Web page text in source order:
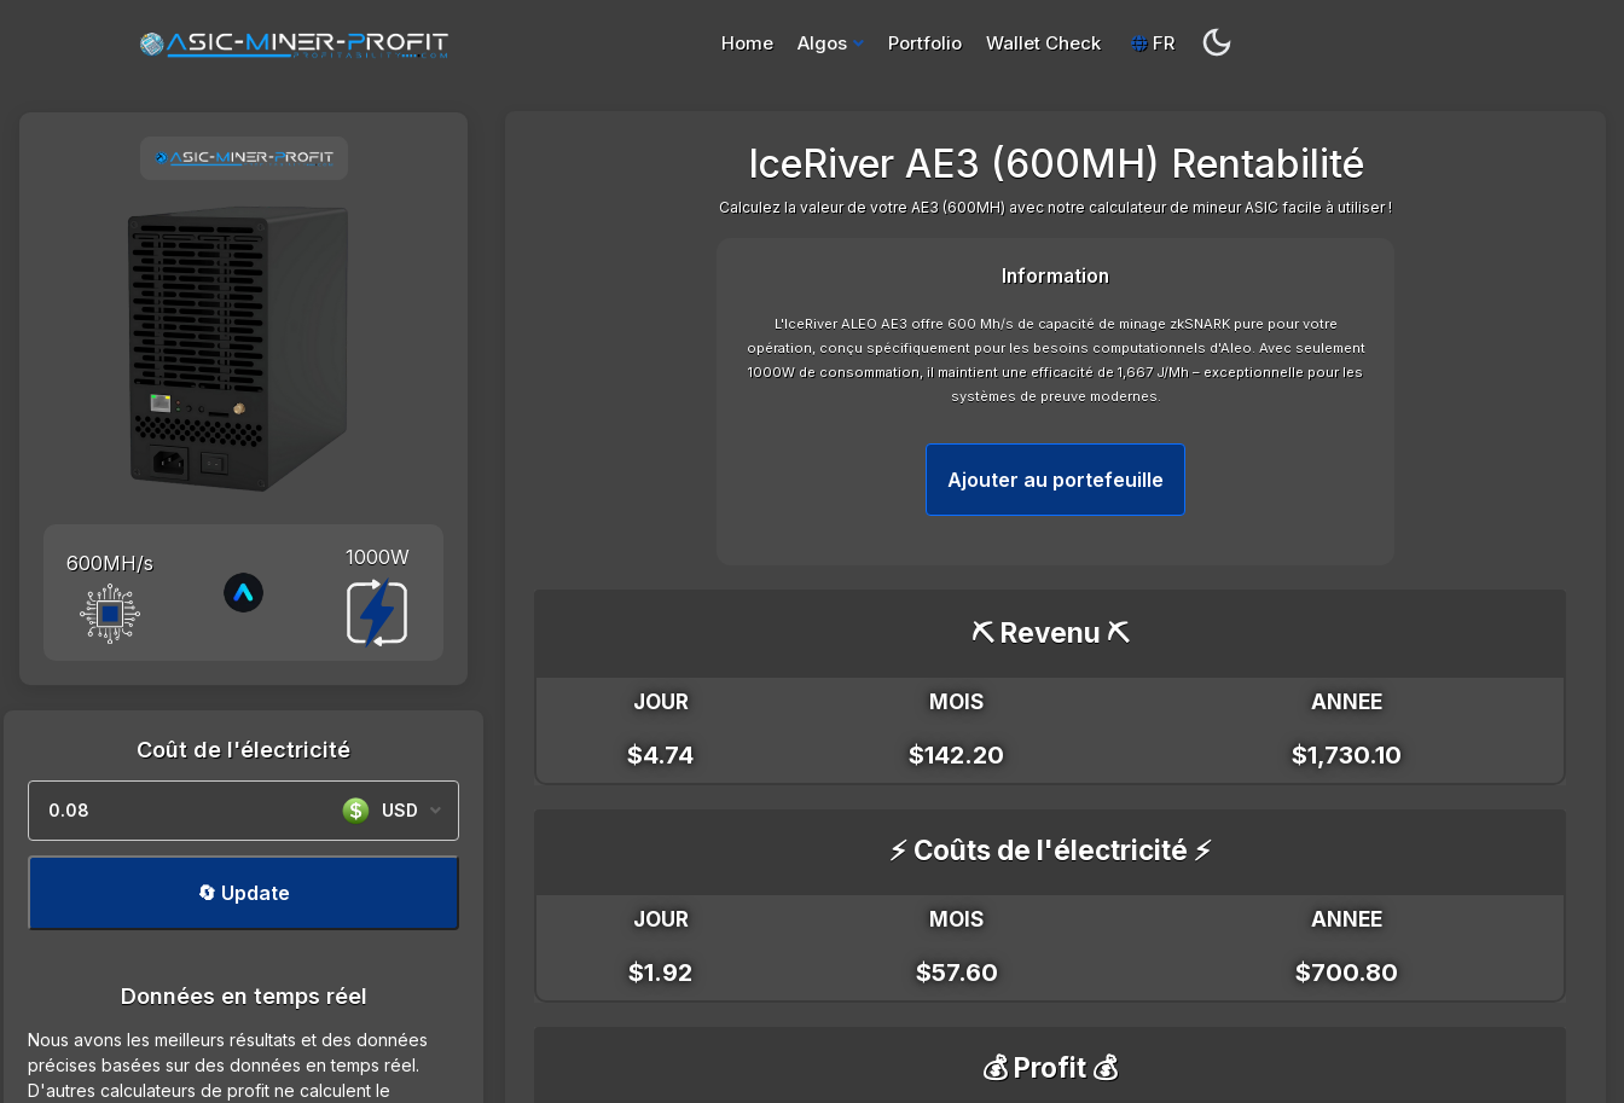
Home Algos Portfolio Wallet Check FR
600MH/s 1000W
Coût de l'électricité
USD
🔄 Update
Données en temps réel
Nous avons les meilleurs résultats et des données
précises basées sur des données en temps réel.
D'autres calculateurs de profit ne calculent le
IceRiver AE3 (600MH) Rentabilité
Calculez la valeur de votre AE3 (600MH) avec notre calculateur de mineur ASIC facile à utiliser !
Information
L'IceRiver ALEO AE3 offre 600 Mh/s de capacité de minage zkSNARK pure pour votre
opération, conçu spécifiquement pour les besoins computationnels d'Aleo. Avec seulement
1000W de consommation, il maintient une efficacité de 1,667 J/Mh – exceptionnelle pour les
systèmes de preuve modernes.
Ajouter au portefeuille
⛏️ Revenu ⛏️
JOUR MOIS ANNEE
$4.74 $142.20 $1,730.10
⚡ Coûts de l'électricité ⚡
JOUR MOIS ANNEE
$1.92 $57.60 $700.80
💰 Profit 💰